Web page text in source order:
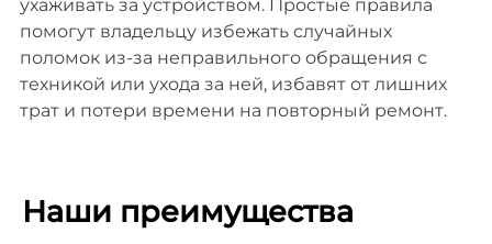
ухаживать за устройством. Простые правила
помогут владельцу избежать случайных
поломок из-за неправильного обращения с
техникой или ухода за ней, избавят от лишних
трат и потери времени на повторный ремонт.
Наши преимущества